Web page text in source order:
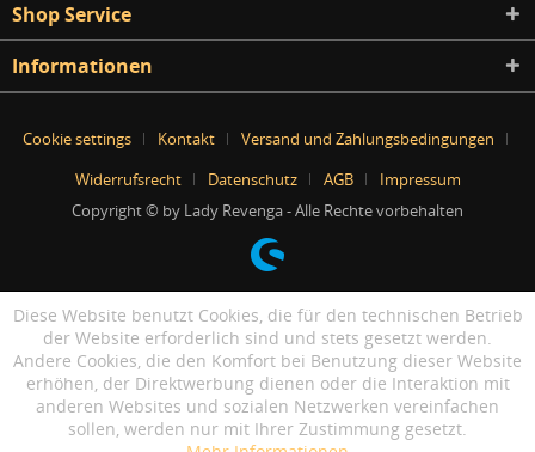
Shop Service
Informationen
Cookie settings Kontakt
Versand und Zahlungsbedingungen
Widerrufsrecht
Datenschutz AGB
Impressum
Copyright © by Lady Revenga - Alle Rechte vorbehalten
Diese Website benutzt Cookies, die für den technischen Betrieb
der Website erforderlich sind und stets gesetzt werden.
Andere Cookies, die den Komfort bei Benutzung dieser Website
erhöhen, der Direktwerbung dienen oder die Interaktion mit
anderen Websites und sozialen Netzwerken vereinfachen
sollen, werden nur mit Ihrer Zustimmung gesetzt.